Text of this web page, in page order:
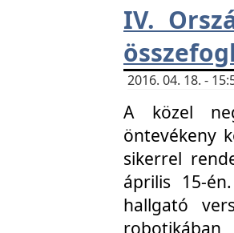
IV.
2016. 04. 18. -
A közel
öntevékeny
sikerrel
április 15-
hallgató